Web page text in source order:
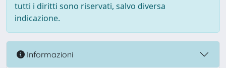
tutti i diritti sono riservati, salvo diversa
indicazione.
Informazioni